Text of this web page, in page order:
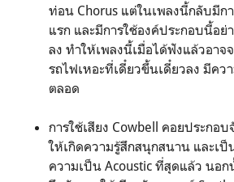
ท่อน Chorus แต่ในเพลงนี้กลับมีก
แรก และมีการใช้องค์ประกอบนี้อย่
ลง ทำให้เพลงนี้เมื่อได้ฟังแล้วอาจ
รถไฟเหอะที่เดี๋ยวขึ้นเดี๋ยวลง มีคว
ตลอด
การใช้เสียง Cowbell คอยประกอ
ให้เกิดความรู้สึกสนุกสนาน และเป็
ความเป็น Acoustic ที่สุดแล้ว นอ